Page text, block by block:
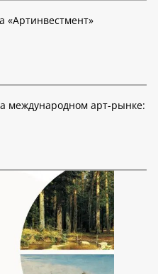
«Артинвестмент»
международном арт-рынке: